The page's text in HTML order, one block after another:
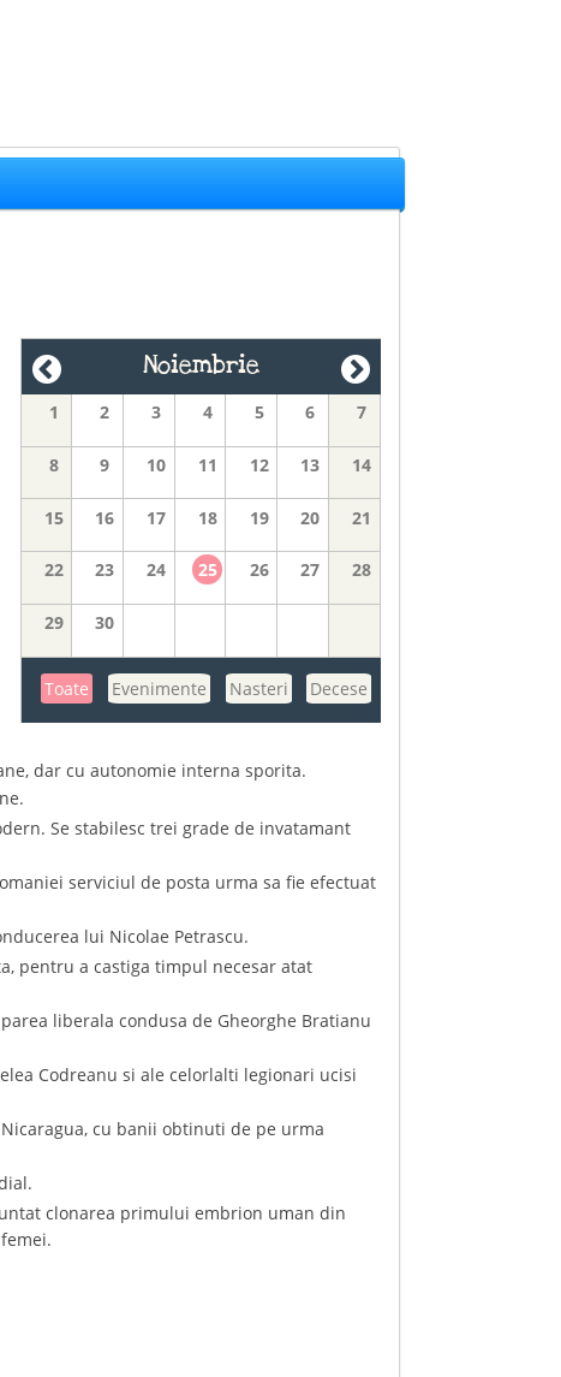
Noiembrie
1 2 3 4 5 6 7
8 9 10 11 12 13 14
15 16 17 18 19 20 21
22 23 24 25 26 27 28
29 30
Toate Evenimente Nasteri Decese
dar cu autonomie interna sporita.
Se stabilesc trei grade de invatamant
serviciul de posta urma sa fie efectuat
lui Nicolae Petrascu.
pentru a castiga timpul necesar atat
liberala condusa de Gheorghe Bratianu
Codreanu si ale celorlalti legionari ucisi
cu banii obtinuti de pe urma
clonarea primului embrion uman din